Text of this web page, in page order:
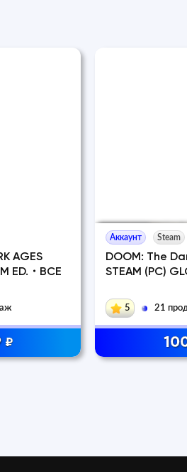
AGES
ED.・ВСЕ
₽
Аккаунт Steam
DOOM: The
STEAM (PC)
5 21